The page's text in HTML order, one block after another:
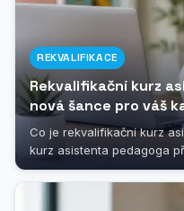
REKVALIFIKACE
Rekvalifikační kurz
nová šance pro váš
Co je rekvalifikační kurz
kurz asistenta pedagoga
určené pro všechny,...